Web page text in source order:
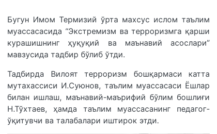
Бугун Имом Термизий ўрта махсус ислом таълим
муассасасида “Экстремизм ва терроризмга қарши
курашишнинг ҳуқуқий ва маънавий асослари”
мавзусида тадбир бўлиб ўтди.
Тадбирда Вилоят терроризм бошқармаси катта
мутахассиси И.Суюнов, таълим муассасаси Ёшлар
билан ишлаш, маънавий-маърифий бўлим бошлиғи
Н.Тўхтаев, ҳамда таълим муассасанинг педагог-
ўқитувчи ва талабалари иштирок этди.